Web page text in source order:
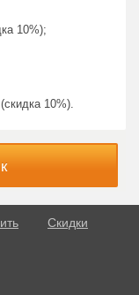
10%);
10%).
Скидки